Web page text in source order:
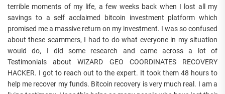
terrible moments of my life, a few weeks back when I lost all my
savings to a self acclaimed bitcoin investment platform which
promised me a massive return on my investment. I was so confused
about these scammers, I had to do what everyone in my situation
would do, I did some research and came across a lot of
Testimonials about WIZARD GEO COORDINATES RECOVERY
HACKER. I got to reach out to the expert. It took them 48 hours to
help me recover my funds. Bitcoin recovery is very much real. I am a